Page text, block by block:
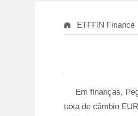
ETFFIN Finance
Em finanças,
taxa de câmbio